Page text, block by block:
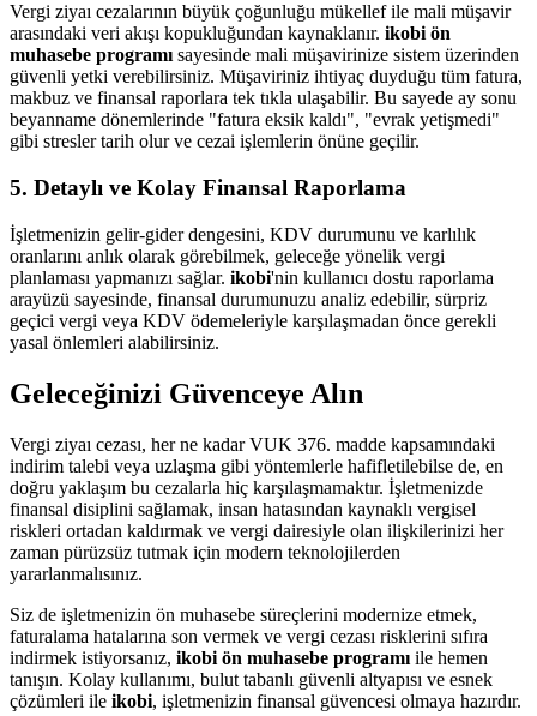
Vergi ziyaı cezalarının büyük çoğunluğu mükellef ile mali müşavir
arasındaki veri akışı kopukluğundan kaynaklanır. ikobi ön
muhasebe programı sayesinde mali müşavirinize sistem üzerinden
güvenli yetki verebilirsiniz. Müşaviriniz ihtiyaç duyduğu tüm fatura,
makbuz ve finansal raporlara tek tıkla ulaşabilir. Bu sayede ay sonu
beyanname dönemlerinde "fatura eksik kaldı", "evrak yetişmedi"
gibi stresler tarih olur ve cezai işlemlerin önüne geçilir.
5. Detaylı ve Kolay Finansal Raporlama
İşletmenizin gelir-gider dengesini, KDV durumunu ve karlılık
oranlarını anlık olarak görebilmek, geleceğe yönelik vergi
planlaması yapmanızı sağlar. ikobi'nin kullanıcı dostu raporlama
arayüzü sayesinde, finansal durumunuzu analiz edebilir, sürpriz
geçici vergi veya KDV ödemeleriyle karşılaşmadan önce gerekli
yasal önlemleri alabilirsiniz.
Geleceğinizi Güvenceye Alın
Vergi ziyaı cezası, her ne kadar VUK 376. madde kapsamındaki
indirim talebi veya uzlaşma gibi yöntemlerle hafifletilebilse de, en
doğru yaklaşım bu cezalarla hiç karşılaşmamaktır. İşletmenizde
finansal disiplini sağlamak, insan hatasından kaynaklı vergisel
riskleri ortadan kaldırmak ve vergi dairesiyle olan ilişkilerinizi her
zaman pürüzsüz tutmak için modern teknolojilerden
yararlanmalısınız.
Siz de işletmenizin ön muhasebe süreçlerini modernize etmek,
faturalama hatalarına son vermek ve vergi cezası risklerini sıfıra
indirmek istiyorsanız, ikobi ön muhasebe programı ile hemen
tanışın. Kolay kullanımı, bulut tabanlı güvenli altyapısı ve esnek
çözümleri ile ikobi, işletmenizin finansal güvencesi olmaya hazırdır.